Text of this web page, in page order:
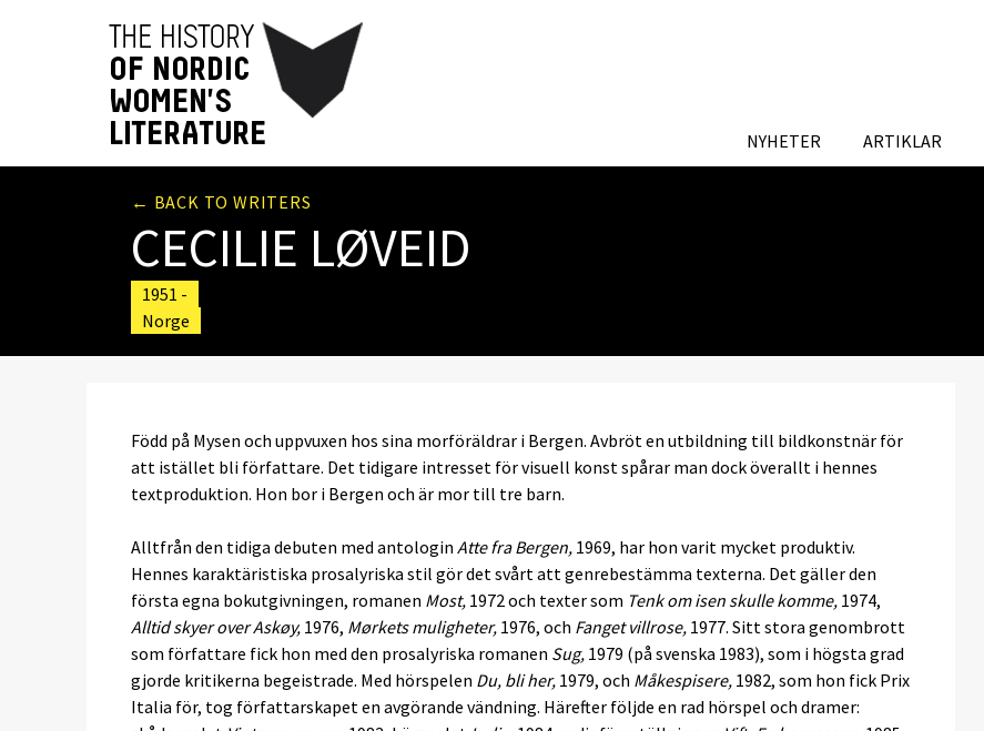
NYHETER ARTIKLAR
← BACK TO WRITERS
CECILIE LØVEID
1951 -
Norge
Född på Mysen och uppvuxen hos sina morföräldrar i Bergen. Avbröt en utbildning till bildkonstnär för
att istället bli författare. Det tidigare intresset för visuell konst spårar man dock överallt i hennes
textproduktion. Hon bor i Bergen och är mor till tre barn.
Alltfrån den tidiga debuten med antologin Atte fra Bergen, 1969, har hon varit mycket produktiv.
Hennes karaktäristiska prosalyriska stil gör det svårt att genrebestämma texterna. Det gäller den
första egna bokutgivningen, romanen Most, 1972 och texter som Tenk om isen skulle komme, 1974,
Alltid skyer over Askøy, 1976, Mørkets muligheter, 1976, och Fanget villrose, 1977. Sitt stora genombrott
som författare fick hon med den prosalyriska romanen Sug, 1979 (på svenska 1983), som i högsta grad
gjorde kritikerna begeistrade. Med hörspelen Du, bli her, 1979, och Måkespisere, 1982, som hon fick Prix
Italia för, tog författarskapet en avgörande vändning. Härefter följde en rad hörspel och dramer: